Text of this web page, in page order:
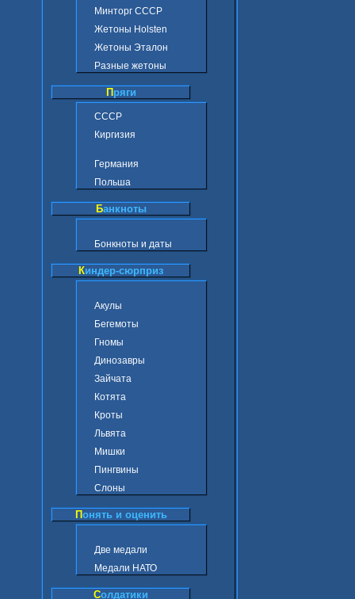
Минторг СССР
Жетоны Holsten
Жетоны Эталон
Разные жетоны
П ряги
СССР
Киргизия
Германия
Польша
Банкноты
Бонкноты и даты
Киндер-сюрприз
Акулы
Бегемоты
Гномы
Динозавры
Зайчата
Котята
Кроты
Львята
Мишки
Пингвины
Слоны
Понять и оценить
Две медали
Медали НАТО
Солдатики